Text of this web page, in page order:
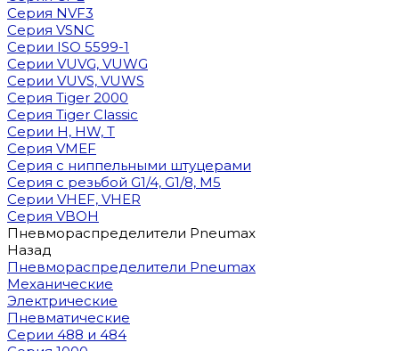
Серия NVF3
Серия VSNC
Серии ISO 5599-1
Серии VUVG, VUWG
Серии VUVS, VUWS
Серия Tiger 2000
Серия Tiger Classic
Серии H, HW, T
Серия VMEF
Серия с ниппельными штуцерами
Серия с резьбой G1/4, G1/8, М5
Серии VHEF, VHER
Серия VBOH
Пневмораспределители Pneumax
Назад
Пневмораспределители Pneumax
Механические
Электрические
Пневматические
Серии 488 и 484